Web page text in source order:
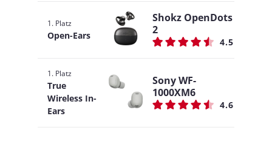
1. Platz
Open-Ears
Shokz OpenDots
2
4.5
1. Platz
True
Wireless In-
Ears
Sony WF-
1000XM6
4.6